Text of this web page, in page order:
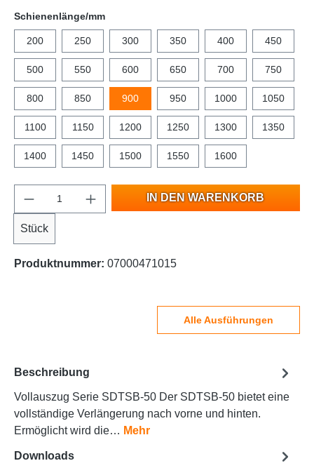
Schienenlänge/mm
200 250 300 350 400 450
500 550 600 650 700 750
800 850 900 950 1000 1050
1100 1150 1200 1250 1300 1350
1400 1450 1500 1550 1600
Stück
IN DEN WARENKORB
Produktnummer: 07000471015
Alle Ausführungen
Beschreibung
Vollauszug Serie SDTSB-50 Der SDTSB-50 bietet eine
vollständige Verlängerung nach vorne und hinten.
Ermöglicht wird die… Mehr
Downloads